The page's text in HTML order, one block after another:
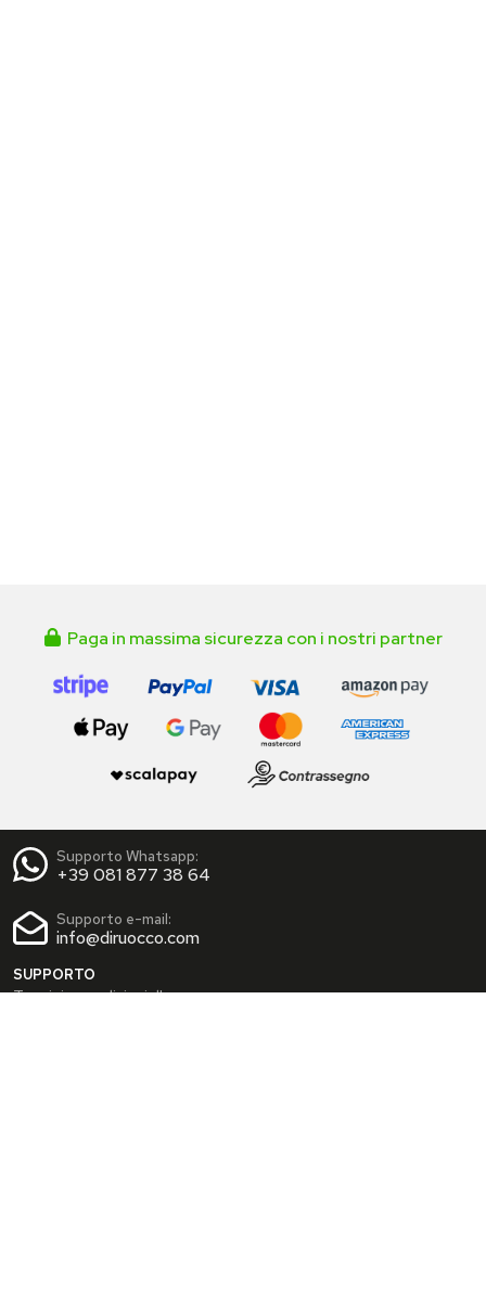
Paga in massima sicurezza con i nostri partner
Supporto Whatsapp:
+39 081 877 38 64
Supporto e-mail:
info@diruocco.com
SUPPORTO
Termini e condizioni d'uso